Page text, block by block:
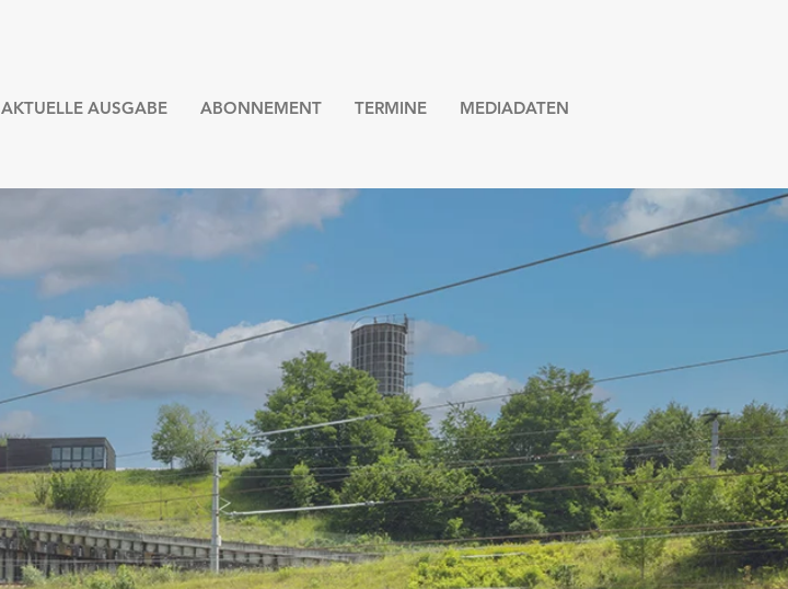
AKTUELLE AUSGABE ABONNEMENT TERMINE MEDIADATEN